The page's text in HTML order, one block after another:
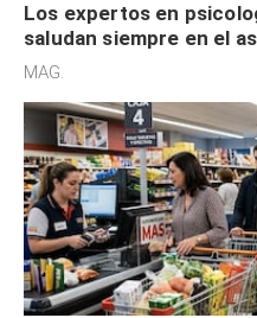
Los expertos en
saludan siempre en el
defensiva y tienen
MAG.